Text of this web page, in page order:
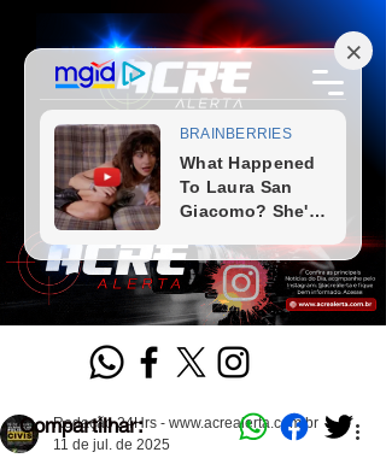
Redação 24Hrs - www.acrealerta.com.br
11 de jul. de 2025
Compartilhar: